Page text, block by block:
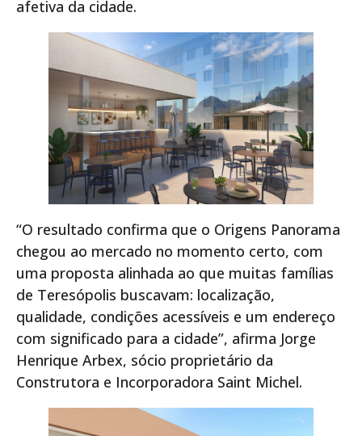
afetiva da cidade.
“O resultado confirma que o Origens Panorama
chegou ao mercado no momento certo, com
uma proposta alinhada ao que muitas famílias
de Teresópolis buscavam: localização,
qualidade, condições acessíveis e um endereço
com significado para a cidade”, afirma Jorge
Henrique Arbex, sócio proprietário da
Construtora e Incorporadora Saint Michel.